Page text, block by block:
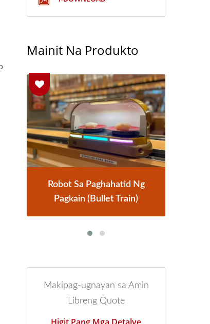
Mainit Na Produkto
Sistema Ng Paghahatid Ng
Pagkain Sa Tren
Makipag-ugnayan sa Amin
Libreng Quote